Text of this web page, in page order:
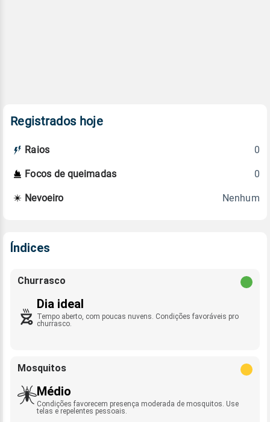
Registrados hoje
Raios 0
Focos de queimadas 0
Nevoeiro Nenhum
Índices
Churrasco
Dia ideal
Tempo aberto, com poucas nuvens. Condições favoráveis pro
churrasco.
Mosquitos
Médio
Condições favorecem presença moderada de mosquitos. Use
telas e repelentes pessoais.